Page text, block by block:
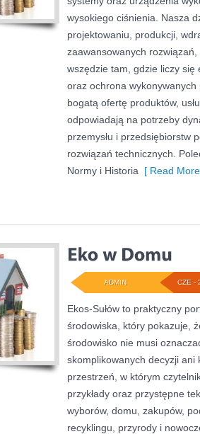
wysokiego ciśnienia. Nasza
projektowaniu, produkcji,
zaawansowanych
wszędzie tam, gdzie liczy się
oraz ochrona
bogatą ofertę produktów,
odpowiadają na potrzeby
przemysłu i przedsiębiorstw
rozwiązań technicznych.
Normy i Historia [ Read
CZE -
ADMIN
Ekos-Sułów to praktyczny
środowiska, który pokazuje,
środowisko nie musi
skomplikowanych decyzji ani
przestrzeń, w którym
przykłady oraz przystępne
wyborów, domu, zakupów,
recyklingu, przyrody i